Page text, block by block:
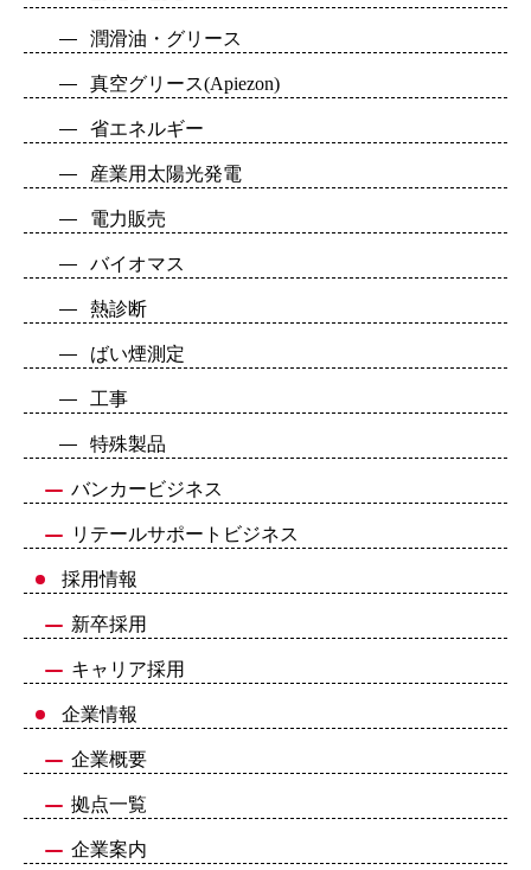
潤滑油・グリース
真空グリース(Apiezon)
省エネルギー
産業用太陽光発電
電力販売
バイオマス
熱診断
ばい煙測定
工事
特殊製品
バンカービジネス
リテールサポートビジネス
採用情報
新卒採用
キャリア採用
企業情報
企業概要
拠点一覧
企業案内